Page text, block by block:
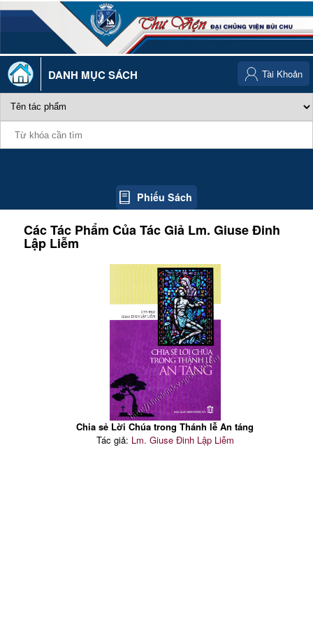
DANH MỤC SÁCH
Phiếu Sách
Tài Khoản
Các Tác Phẩm Của Tác Giả Lm. Giuse Đinh
Lập Liễm
Chia sẻ Lời Chúa trong Thánh lễ An táng
Tác giả: Lm. Giuse Đinh Lập Liễm